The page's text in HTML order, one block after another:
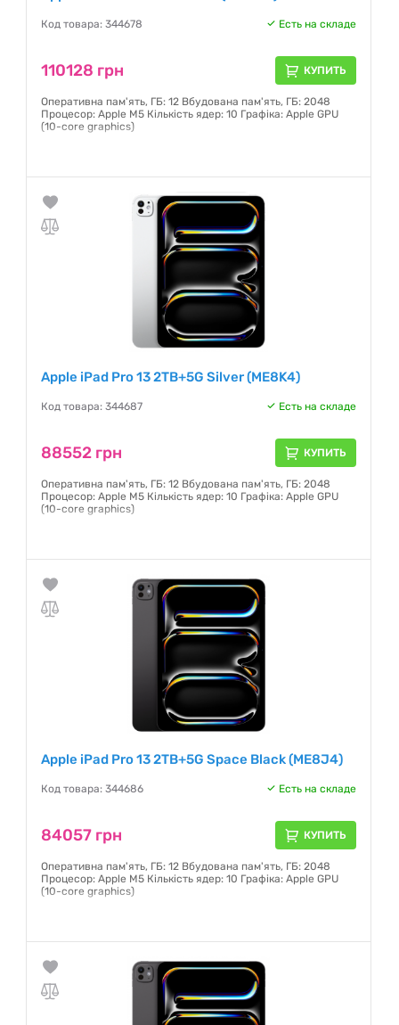
Код товара: 344678 Есть на складе
110128 грн КУПИТЬ
Оперативна пам'ять, ГБ: 12 Вбудована пам'ять, ГБ: 2048
Процесор: Apple M5 Кількість ядер: 10 Графіка: Apple GPU
(10-core graphics)
Apple iPad Pro 13 2TB+5G Silver (ME8K4)
Код товара: 344687 Есть на складе
88552 грн КУПИТЬ
Оперативна пам'ять, ГБ: 12 Вбудована пам'ять, ГБ: 2048
Процесор: Apple M5 Кількість ядер: 10 Графіка: Apple GPU
(10-core graphics)
Apple iPad Pro 13 2TB+5G Space Black (ME8J4)
Код товара: 344686 Есть на складе
84057 грн КУПИТЬ
Оперативна пам'ять, ГБ: 12 Вбудована пам'ять, ГБ: 2048
Процесор: Apple M5 Кількість ядер: 10 Графіка: Apple GPU
(10-core graphics)